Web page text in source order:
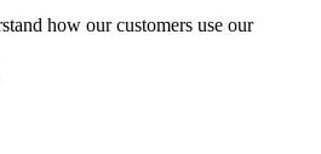
how our customers use our